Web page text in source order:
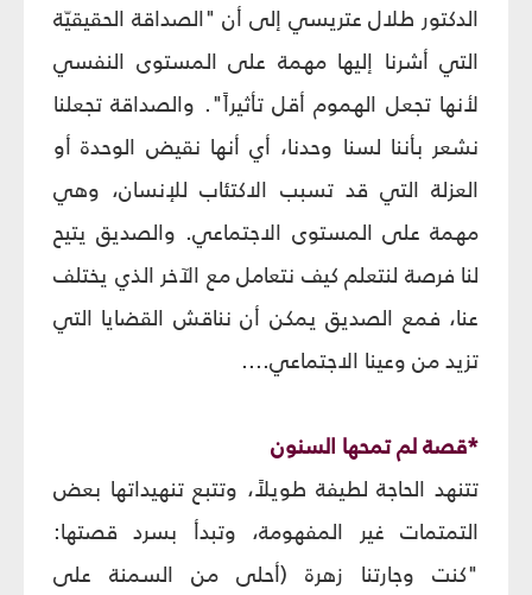
الدكتور طلال عتريسي إلى أن "الصداقة الحقيقيّة
التي أشرنا إليها مهمة على المستوى النفسي
لأنها تجعل الهموم أقل تأثيراً". والصداقة تجعلنا
نشعر بأننا لسنا وحدنا، أي أنها نقيض الوحدة أو
العزلة التي قد تسبب الاكتئاب للإنسان، وهي
مهمة على المستوى الاجتماعي. والصديق يتيح
لنا فرصة لنتعلم كيف نتعامل مع الآخر الذي يختلف
عنا، فمع الصديق يمكن أن نناقش القضايا التي
تزيد من وعينا الاجتماعي....
*قصة لم تمحها السنون
تتنهد الحاجة لطيفة طويلاً، وتتبع تنهيداتها بعض
التمتمات غير المفهومة، وتبدأ بسرد قصتها:
"كنت وجارتنا زهرة (أحلى من السمنة على